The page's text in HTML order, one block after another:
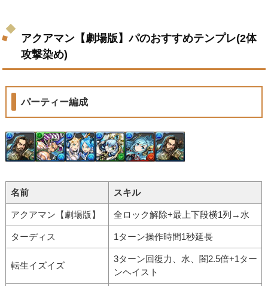
アクアマン【劇場版】パのおすすめテンプレ(2体
攻撃染め)
パーティー編成
名前 スキル
アクアマン【劇場版】 全ロック解除+最上下段横1列→水
ターディス 1ターン操作時間1秒延長
転生イズイズ
3ターン回復力、水、闇2.5倍+1ター
ンヘイスト